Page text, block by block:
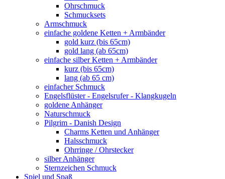
Ohrschmuck
Schmucksets
Armschmuck
einfache goldene Ketten + Armbänder
gold kurz (bis 65cm)
gold lang (ab 65cm)
einfache silber Ketten + Armbänder
kurz (bis 65cm)
lang (ab 65 cm)
einfacher Schmuck
Engelsflüster - Engelsrufer - Klangkugeln
goldene Anhänger
Naturschmuck
Pilgrim - Danish Design
Charms Ketten und Anhänger
Halsschmuck
Ohrringe / Ohrstecker
silber Anhänger
Sternzeichen Schmuck
Spiel und Spaß